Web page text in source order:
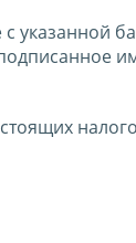
указанной